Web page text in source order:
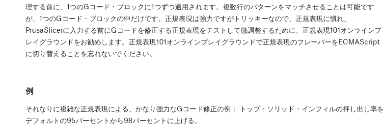
理する前に、1つのGコード・ブロックに1つずつ適用されます。複数行のパターンをマッチさせることは可能です
が、1つのGコード・ブロックの中だけです。正規表現は強力ですがトリッキーなので、正規表現に慣れ、
PrusaSlicerに入力する前にGコードを修正する正規表現をテストして微調整するために、正規表現101オンラインプ
レイグラウンドをお勧めします。正規表現101オンラインプレイグラウンドで正規表現のフレーバーをECMAScript
に切り替えることを忘れないでください。
例
それなりに複雑な正規表現による、かなり強力なGコード修正の例： トップ・ソリッド・インフィルの押し出し率を
デフォルトの95パーセントから98パーセントに上げる。